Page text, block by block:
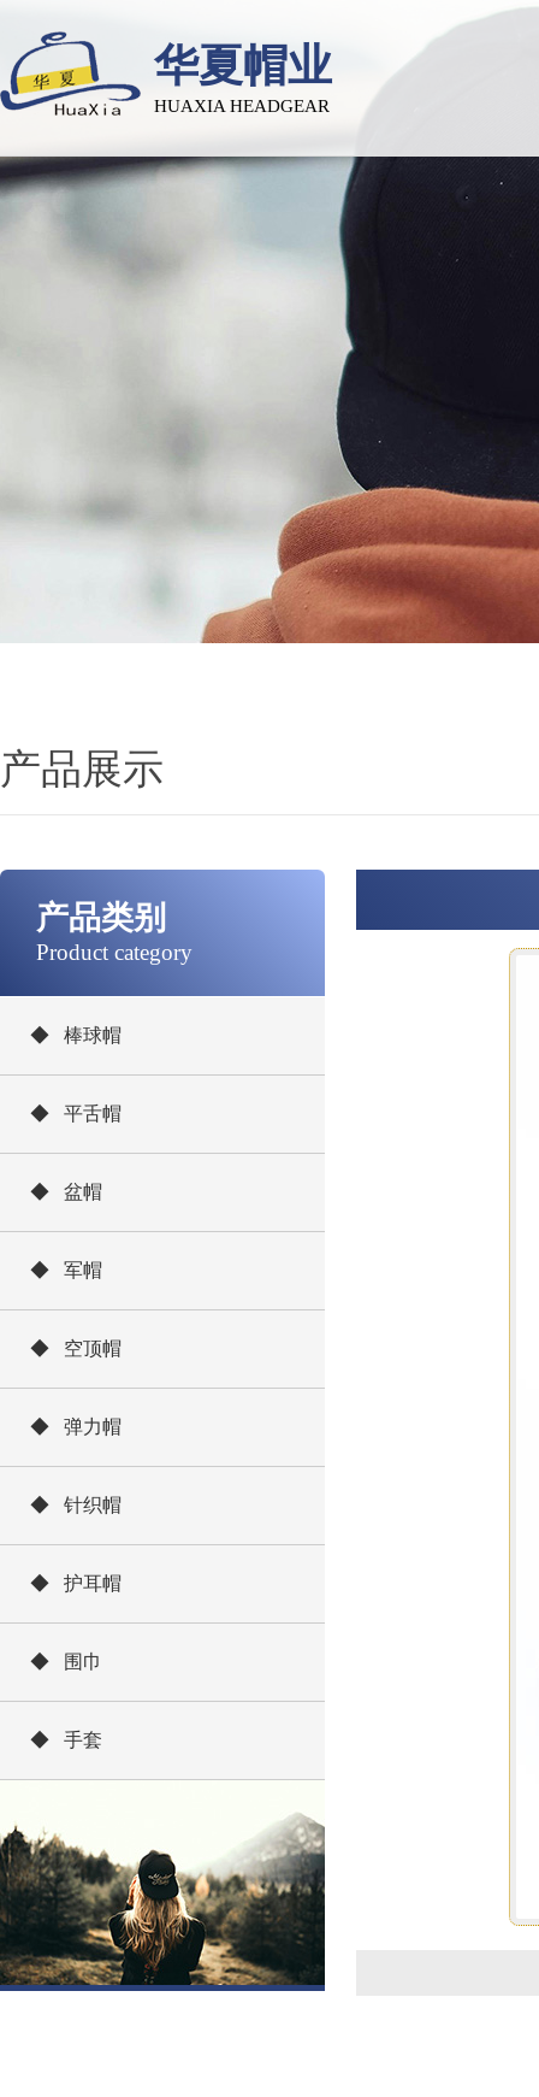
华夏帽业
HUAXIA HEADGEAR
产品展示
产品类别
Product category
◆ 棒球帽
◆ 平舌帽
◆ 盆帽
◆ 军帽
◆ 空顶帽
◆ 弹力帽
◆ 针织帽
◆ 护耳帽
◆ 围巾
◆ 手套